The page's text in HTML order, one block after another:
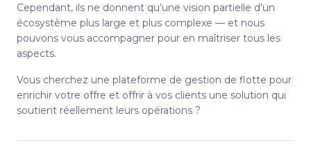
Cependant, ils ne donnent qu’une vision partielle d’un
écosystème plus large et plus complexe — et nous
pouvons vous accompagner pour en maîtriser tous les
aspects.
Vous cherchez une plateforme de gestion de flotte pour
enrichir votre offre et offrir à vos clients une solution qui
soutient réellement leurs opérations ?